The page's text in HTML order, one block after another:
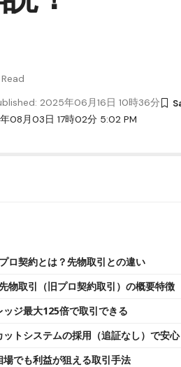
08月03日 17時02分 5:02 PM
2025年06月16日 10時36分
ロ契約とは？先物取引との違い
物取引（旧プロ契約取引）の概要特徴
ッジ最大125倍で取引できる
ットシステムの採用（追証なし）で安心
場でも利益が狙える取引手法